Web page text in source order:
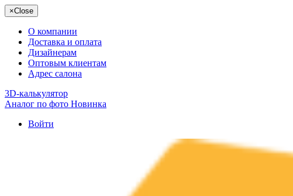
×Close
О компании
Доставка и оплата
Дизайнерам
Оптовым клиентам
Адрес салона
3D-калькулятор
Аналог по фото Новинка
Войти